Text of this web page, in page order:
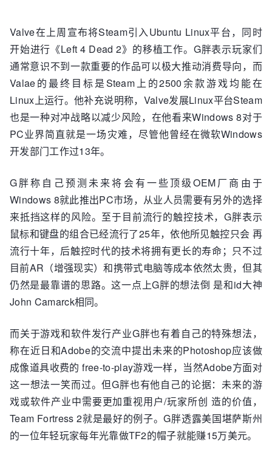
Valve在上周宣布将Steam引入Ubuntu Linux平台，同时
开始进行《Left 4 Dead 2》的移植工作。G胖表示玩家们
通常意识不到一款重要的作品可以极大推动消费导向，而
Valae的最终目标是Steam上的2500余款游戏均能在
Linux上运行。他补充说明称，Valve发展Linux平台Steam
也是一种对冲战略以减少风险，在他看来Windows 8对于
PC业界简直就是一场灾难，尽管他曾经在微软Windows
开发部门工作过13年。
G胖称自己预测未来将会有一些顶级OEM厂商由于
Windows 8就此推出PC市场，从业人员需要有另外的选择
来抵挡这样的风险。至于目前流行的触控技术，G胖表示
鼠标和键盘的组合已经流行了25年，依他所见触控只会 再
流行十年，后触控时代的技术将拥有更长的寿命；只不过
目前AR（增强现实）和携带式电脑等成本依然太贵，但其
仍然是最靠谱的思路。这一点上G胖的想法倒 是和id大神
John Camarck相同。
而关于游戏和软件发行产业G胖也有着自己的特殊想法，
称在近日和Adobe的交流中提出未来的Photoshop应该做
成像道具收费的 free-to-play游戏一样，当然Adobe方面对
这一想法一笑而过。但G胖也有他自己的论据：未来的游
戏或软件产业中需要更加重视用户/玩家所创 造的价值，
Team Fortress 2就是最好的例子。G胖透露美国堪萨斯州
的一位年轻玩家每年光靠做TF2的帽子就能赚15万美元。